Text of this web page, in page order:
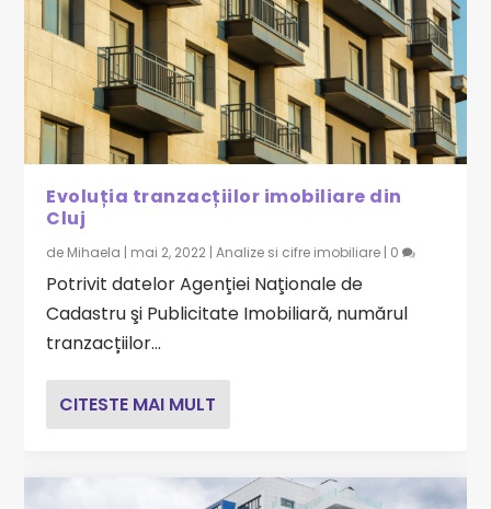
Evoluția tranzacțiilor imobiliare din
Cluj
de Mihaela | mai 2, 2022 |Analize si cifre imobiliare | 0
Potrivit datelor Agenţiei Naţionale de
Cadastru şi Publicitate Imobiliară, numărul
tranzacțiilor...
CITESTE MAI MULT